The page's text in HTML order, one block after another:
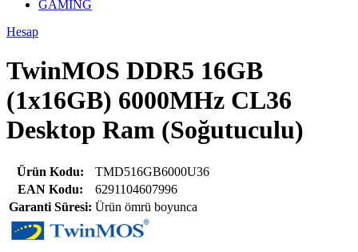
GAMING
Hesap
TwinMOS DDR5 16GB
(1x16GB) 6000MHz CL36
Desktop Ram (Soğutuculu)
Ürün Kodu:
TMD516GB6000U36
EAN Kodu:
6291104607996
Garanti Süresi: Ürün ömrü boyunca